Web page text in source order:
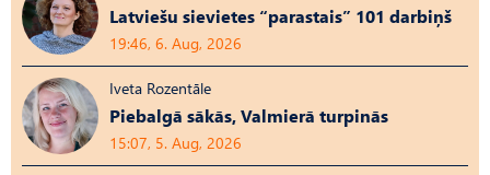
Latviešu sievietes “parastais” 101 darbiņš
19:46, 6. Aug, 2026
Iveta Rozentāle
Piebalgā sākās, Valmierā turpinās
15:07, 5. Aug, 2026